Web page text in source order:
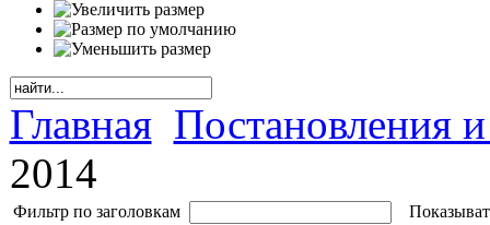
Главная Постановления
2014
Фильтр по заголовкам